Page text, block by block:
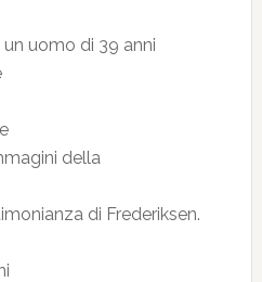
uomo di 39 anni
della
di Frederiksen.